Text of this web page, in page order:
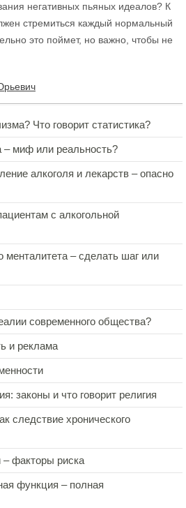
негативных пьяных идеалов? К
стремиться каждый нормальный
это поймет, но важно, чтобы не
Что говорит статистика?
– миф или реальность?
алкоголя и лекарств – опасно
с алкогольной
менталитета – сделать шаг или
современного общества?
и реклама
законы и что говорит религия
следствие хронического
– факторы риска
функция – полная